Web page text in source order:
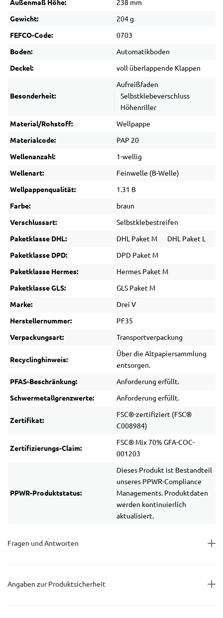
Außenmaß Höhe: 238 mm
Gewicht: 204 g
FEFCO-Code: 0703
Boden: Automatikboden
Deckel: voll überlappende Klappen
Besonderheit:
Aufreißfaden
Selbstklebeverschluss
Höhenriller
Material/Rohstoff: Wellpappe
Materialcode: PAP 20
Wellenanzahl: 1-wellig
Wellenart: Feinwelle (B-Welle)
Wellpappenqualität: 1.31 B
Farbe: braun
Verschlussart: Selbstklebestreifen
Paketklasse DHL: DHL Paket M DHL Paket L
Paketklasse DPD: DPD Paket M
Paketklasse Hermes: Hermes Paket M
Paketklasse GLS: GLS Paket M
Marke: Drei V
Herstellernummer: PF35
Verpackungsart: Transportverpackung
Recyclinghinweis:
Über die Altpapiersammlung
entsorgen.
PFAS-Beschränkung: Anforderung erfüllt.
Schwermetallgrenzwerte: Anforderung erfüllt.
Zertifikat:
FSC®-zertifiziert (FSC®
C008984)
Zertifizierungs-Claim:
FSC® Mix 70% GFA-COC-
001203
PPWR-Produktstatus:
Dieses Produkt ist Bestandteil
unseres PPWR-Compliance
Managements. Produktdaten
werden kontinuierlich
aktualisiert.
Fragen und Antworten
Angaben zur Produktsicherheit